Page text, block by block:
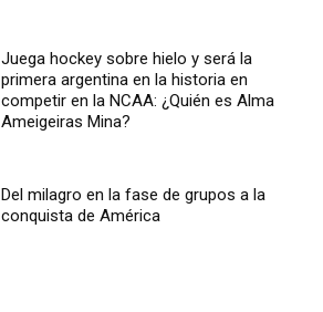
Juega hockey sobre hielo y será la
primera argentina en la historia en
competir en la NCAA: ¿Quién es Alma
Ameigeiras Mina?
Del milagro en la fase de grupos a la
conquista de América